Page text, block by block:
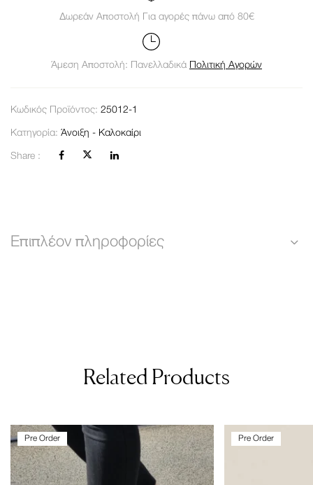
Δωρεάν Αποστολή Για αγορές πάνω από 80€
Άμεση Αποστολή: Πανελλαδικά Πολιτική Αγορών
Κωδικός Προϊόντος: 25012-1
Κατηγορία: Άνοιξη - Καλοκαίρι
Share :
Επιπλέον πληροφορίες
Related Products
Pre Order Pre Order